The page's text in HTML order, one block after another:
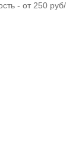
- от 250 руб/